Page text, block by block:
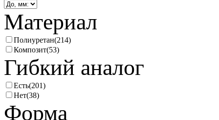
Материал
Полиуретан(214)
Композит(53)
Гибкий аналог
Есть(201)
Нет(38)
Форма